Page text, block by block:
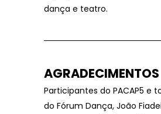
dança e teatro.
AGRADECIMENTOS
Participantes do PACAP5 e
do Fórum Dança, João